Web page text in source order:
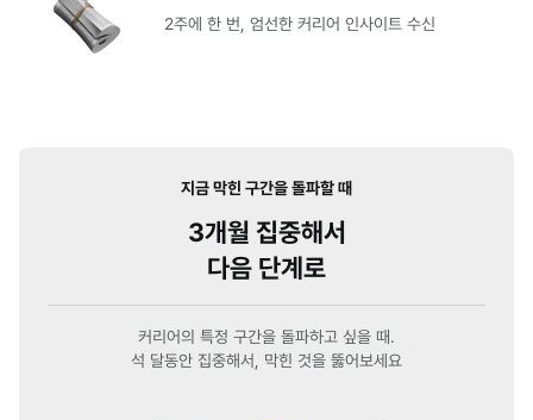
2주에 한 번, 엄선한 커리어 인사이트 수신
지금 막힌 구간을 돌파할 때
3개월 집중해서
다음 단계로
커리어의 특정 구간을 돌파하고 싶을 때.
석 달동안 집중해서, 막힌 것을 뚫어보세요